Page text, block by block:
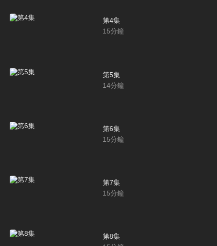
第4集
15分鐘
第5集
14分鐘
第6集
15分鐘
第7集
15分鐘
第8集